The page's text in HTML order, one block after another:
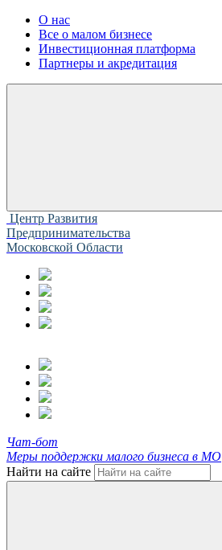
О нас
Все о малом бизнесе
Инвестиционная платформа
Партнеры и акредитация
Центр Развития
Предпринимательства
Московской Области
Чат-бот
Меры поддержки малого бизнеса в МО
Найти на сайте